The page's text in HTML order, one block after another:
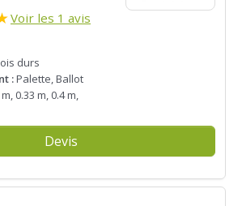
Voir les 1 avis
durs
:Palette, Ballot
m, 0.33 m, 0.4 m,
Devis